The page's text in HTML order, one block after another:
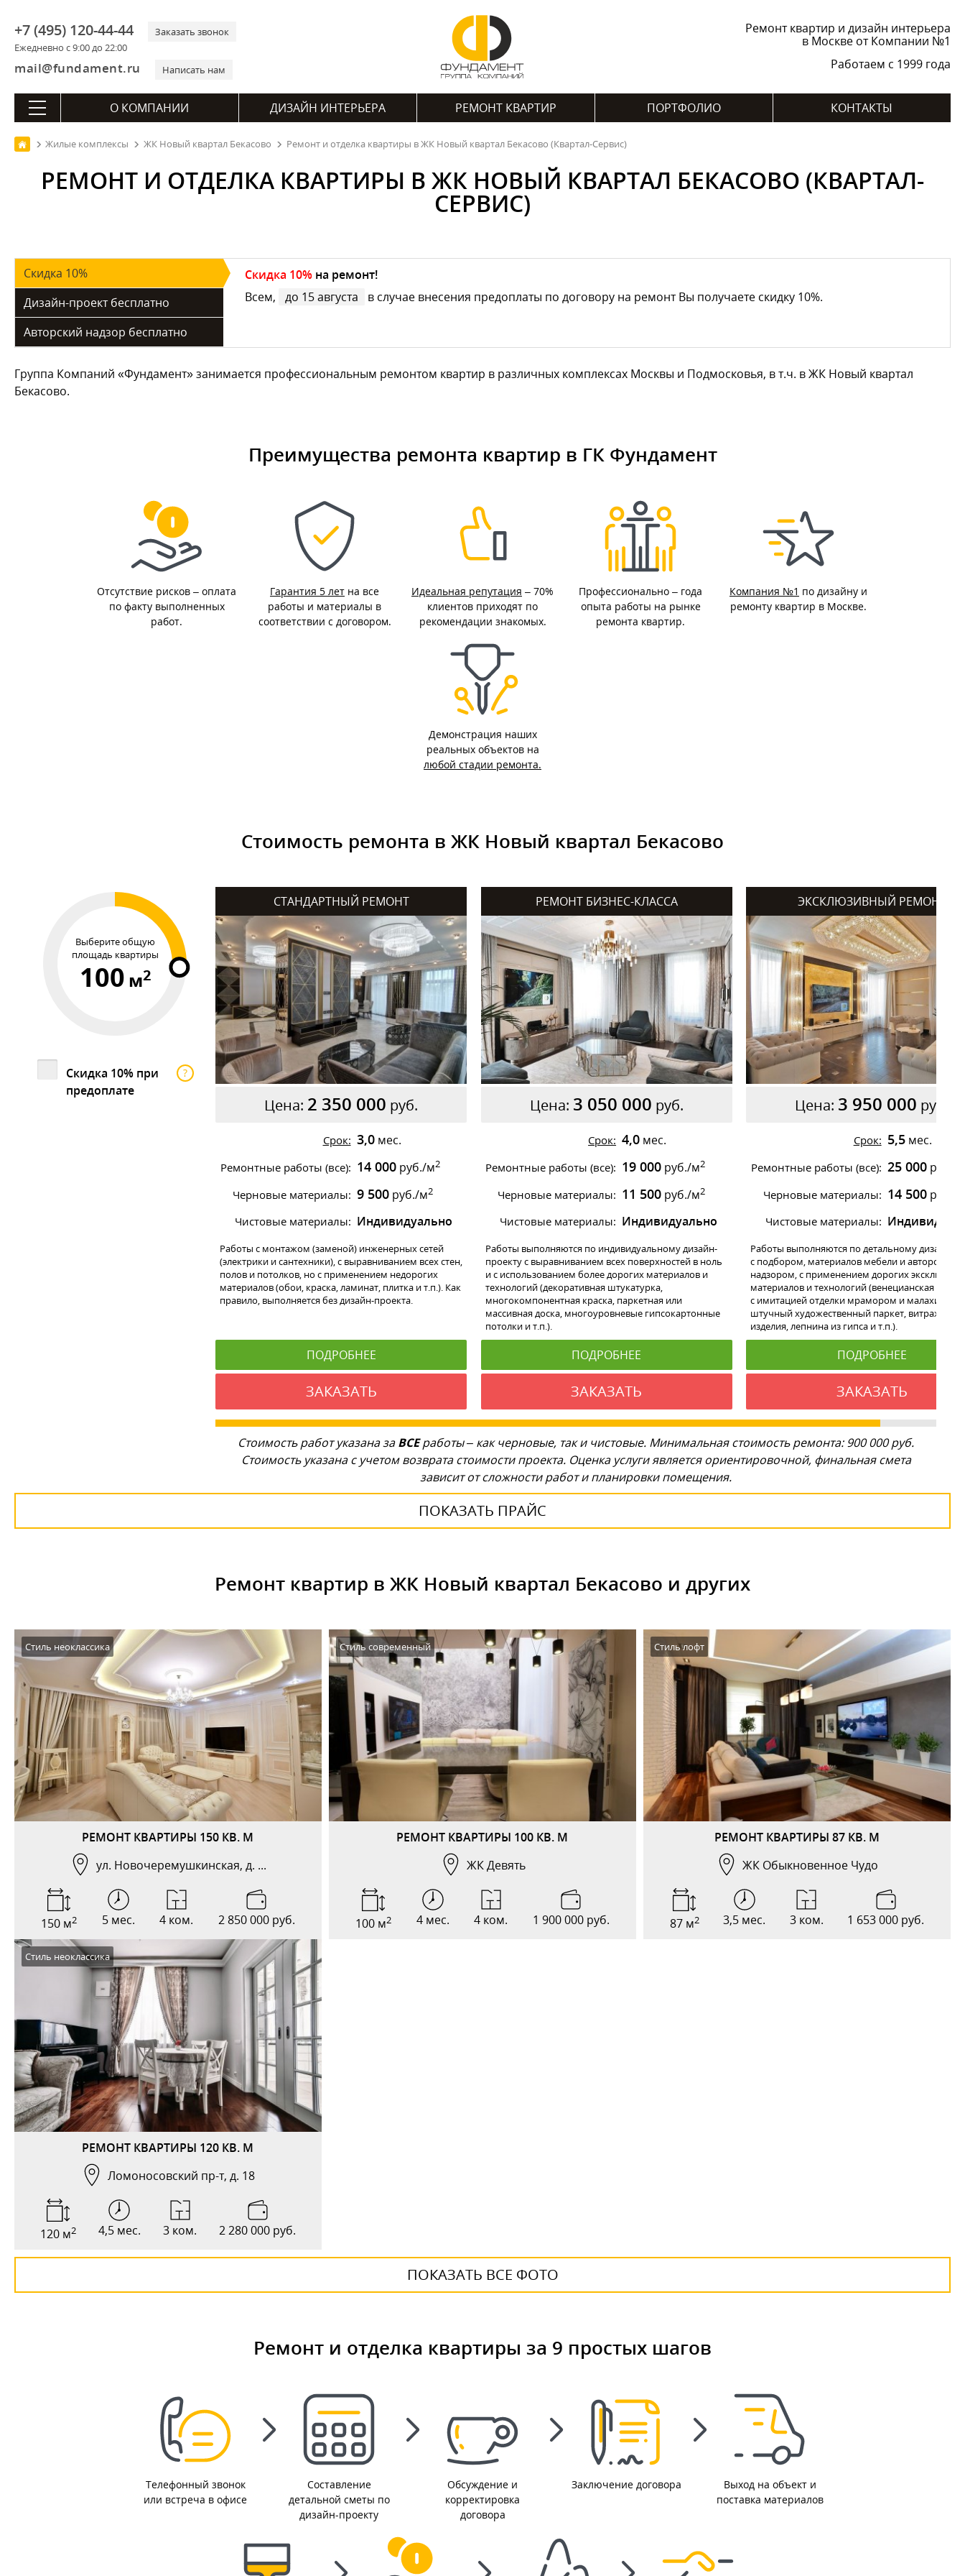
+7 (495) 120-44-44
Ежедневно с 9:00 до 22:00
Заказать звонок
mail@fundament.ru Написать нам
Ремонт квартир и дизайн интерьера
в Москве от Компании №1
Работаем с 1999 года
О КОМПАНИИ ДИЗАЙН ИНТЕРЬЕРА РЕМОНТ КВАРТИР ПОРТФОЛИО КОНТАКТЫ
Жилые комплексы ЖК Новый квартал Бекасово Ремонт и отделка квартиры в ЖК Новый квартал Бекасово (Квартал-Сервис)
РЕМОНТ И ОТДЕЛКА КВАРТИРЫ В ЖК НОВЫЙ КВАРТАЛ БЕКАСОВО (КВАРТАЛ-
СЕРВИС)
Скидка 10%
Дизайн-проект бесплатно
Авторский надзор бесплатно
Скидка 10% на ремонт!
Всем,
до 15 августа в случае внесения предоплаты по договору на ремонт Вы получаете скидку 10%.
Группа Компаний «Фундамент» занимается профессиональным ремонтом квартир в различных комплексах Москвы и Подмосковья, в т.ч. в ЖК Новый квартал
Бекасово.
Преимущества ремонта квартир в ГК Фундамент
Отсутствие рисков – оплата
по факту выполненных
работ.
Гарантия 5 лет на все
работы и материалы в
соответствии с договором.
Идеальная репутация – 70%
клиентов приходят по
рекомендации знакомых.
Профессионально – года
опыта работы на рынке
ремонта квартир.
Компания №1 по дизайну и
ремонту квартир в Москве.
Демонстрация наших
реальных объектов на
любой стадии ремонта.
Стоимость ремонта в ЖК Новый квартал Бекасово
Выберите общую
площадь квартиры
100 м2
Скидка 10% при
предоплате
?
СТАНДАРТНЫЙ РЕМОНТ
Цена: 2 350 000 руб.
Срок: 3,0мес.
Ремонтные работы (все): 14 000руб./м2
Черновые материалы: 9 500руб./м2
Чистовые материалы: Индивидуально
Работы с монтажом (заменой) инженерных сетей
(электрики и сантехники), с выравниванием всех стен,
полов и потолков, но с применением недорогих
материалов (обои, краска, ламинат, плитка и т.п.). Как
правило, выполняется без дизайн-проекта.
ПОДРОБНЕЕ
ЗАКАЗАТЬ
РЕМОНТ БИЗНЕС-КЛАССА
Цена: 3 050 000 руб.
Срок: 4,0 мес.
Ремонтные работы (все): 19 000 руб./м2
Черновые материалы: 11 500 руб./м2
Чистовые материалы: Индивидуально
Работы выполняются по индивидуальному дизайн-
проекту с выравниванием всех поверхностей в ноль
и с использованием более дорогих материалов и
технологий (декоративная штукатурка,
многокомпонентная краска, паркетная или
массивная доска, многоуровневые гипсокартонные
потолки и т.п.).
ПОДРОБНЕЕ
ЗАКАЗАТЬ
ЭКСКЛЮЗИВНЫЙ РЕМОНТ
Цена: 3 950 000 руб.
Срок: 5,5мес.
Ремонтные работы (все): 25 000руб./м
Черновые материалы: 14 500руб./м
Чистовые материалы:
Работы выполняются по детальному дизайн-
с подбором, материалов мебели и авторским
надзором, с применением дорогих
материалов и технологий (венецианская
с имитацией отделки мрамором и малахитом,
штучный художественный паркет, витражи,
изделия, лепнина из гипса и т.п.).
ПОДРОБНЕЕ
ЗАКАЗАТЬ
Стоимость работ указана заВСЕработы – как черновые, так и чистовые. Минимальная стоимость ремонта: 900 000 руб.
Стоимость указана с учетом возврата стоимости проекта. Оценка услуги является ориентировочной, финальная смета
зависит от сложности работ и планировки помещения.
ПОКАЗАТЬ ПРАЙС
Ремонт квартир в ЖК Новый квартал Бекасово и других
РЕМОНТ КВАРТИРЫ 150 КВ. М
ул. Новочеремушкинская, д. ...
Стиль неоклассика
150 м2 5 мес. 4 ком. 2 850 000 руб.
РЕМОНТ КВАРТИРЫ 100 КВ. М
ЖК Девять
Стиль современный
100 м2 4 мес. 4 ком. 1 900 000 руб.
РЕМОНТ КВАРТИРЫ 87 КВ. М
ЖК Обыкновенное Чудо
Стиль лофт
87 м2 3,5 мес. 3 ком. 1 653 000 руб.
РЕМОНТ КВАРТИРЫ 120 КВ. М
Ломоносовский пр-т, д. 18
Стиль неоклассика
120 м2 4,5 мес. 3 ком. 2 280 000 руб.
ПОКАЗАТЬ ВСЕ ФОТО
Ремонт и отделка квартиры за 9 простых шагов
Телефонный звонок
или встреча в офисе
Составление
детальной сметы по
дизайн-проекту
Обсуждение и
корректировка
договора
Заключение договора
Выход на объект и
поставка материалов